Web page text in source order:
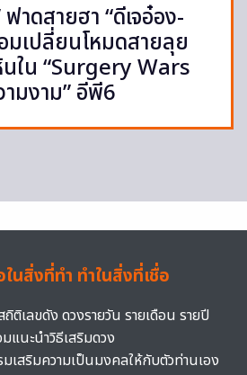
าดสายฮา “ดีเจอ๋อง-
เปลี่ยนโหมดสายลุย
นใน “Surgery Wars
มงาม” อีพี6
นสิ่งที่ทำ ทำในสิ่งที่เชื่อ
ติเลขดัง ดวงรายวัน รายเดือน รายปี
แนะนำวิธีเสริมดวง
เสริมความเป็นมงคลให้กับตัวท่านเอง